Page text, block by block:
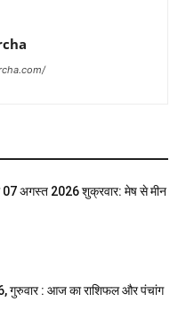
अगस्त 2026 शुक्रवार: मेष से मीन
गुरुवार : आज का राशिफल और पंचांग